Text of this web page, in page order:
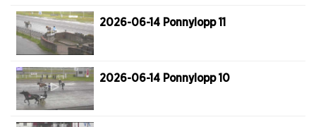
2026-06-14 Ponnylopp 11
2026-06-14 Ponnylopp 10